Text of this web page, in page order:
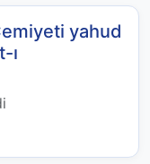
yahud
ı